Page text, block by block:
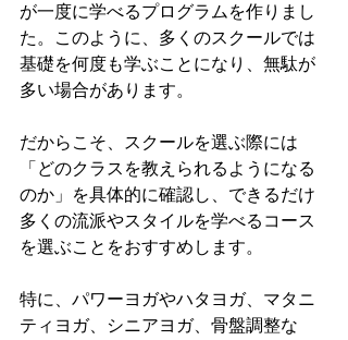
が一度に学べるプログラムを作りまし
た。このように、多くのスクールでは
基礎を何度も学ぶことになり、無駄が
多い場合があります。
だからこそ、スクールを選ぶ際には
「どのクラスを教えられるようになる
のか」を具体的に確認し、できるだけ
多くの流派やスタイルを学べるコース
を選ぶことをおすすめします。
特に、パワーヨガやハタヨガ、マタニ
ティヨガ、シニアヨガ、骨盤調整な